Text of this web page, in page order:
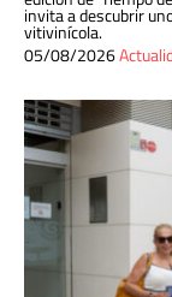
invita a descubrir
vitivinícola.
05/08/2026